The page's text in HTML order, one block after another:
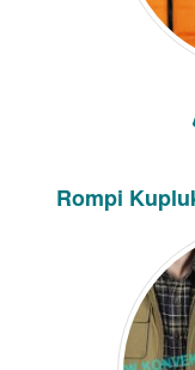
Rompi